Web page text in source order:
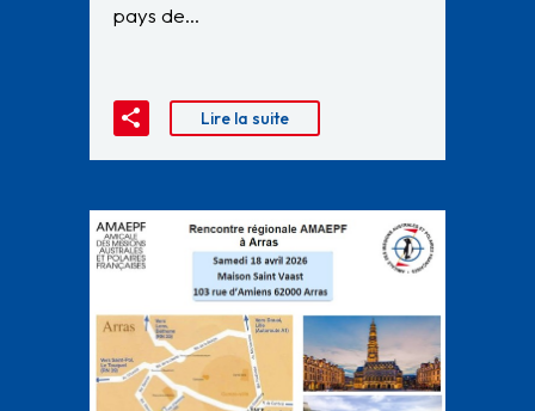
pays de…
Lire la suite